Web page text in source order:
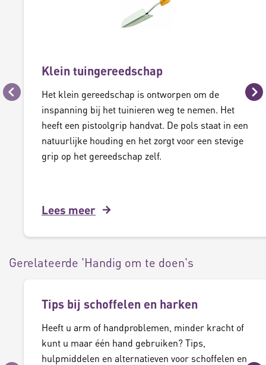
Vorige
Klein tuingereedschap
Het klein gereedschap is ontworpen om de
inspanning bij het tuinieren weg te nemen. Het
heeft een pistoolgrip handvat. De pols staat in een
natuurlijke houding en het zorgt voor een stevige
grip op het gereedschap zelf.
Lees meer
Gerelateerde 'Handig om te doen's
Tips bij schoffelen en harken
Heeft u arm of handproblemen, minder kracht of
kunt u maar één hand gebruiken? Tips,
hulpmiddelen en alternatieven voor schoffelen en